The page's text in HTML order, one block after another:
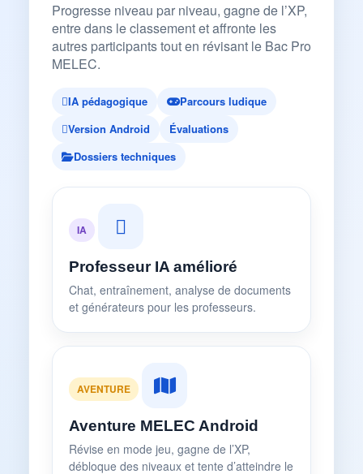
Progresse niveau par niveau, gagne de l’XP,
entre dans le classement et affronte les
autres participants tout en révisant le Bac Pro
MELEC.
IA pédagogique
Parcours ludique
Version Android
Évaluations
Dossiers techniques
IA
Professeur IA amélioré
Chat, entraînement, analyse de documents
et générateurs pour les professeurs.
AVENTURE
Aventure MELEC Android
Révise en mode jeu, gagne de l’XP,
débloque des niveaux et tente d’atteindre le